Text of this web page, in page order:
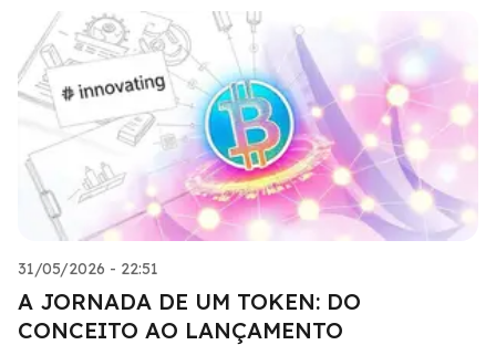
31/05/2026 - 22:51
A JORNADA DE UM TOKEN: DO
CONCEITO AO LANÇAMENTO